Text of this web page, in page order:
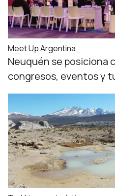
Meet Up Argentina
Neuquén se posiciona
congresos, eventos y